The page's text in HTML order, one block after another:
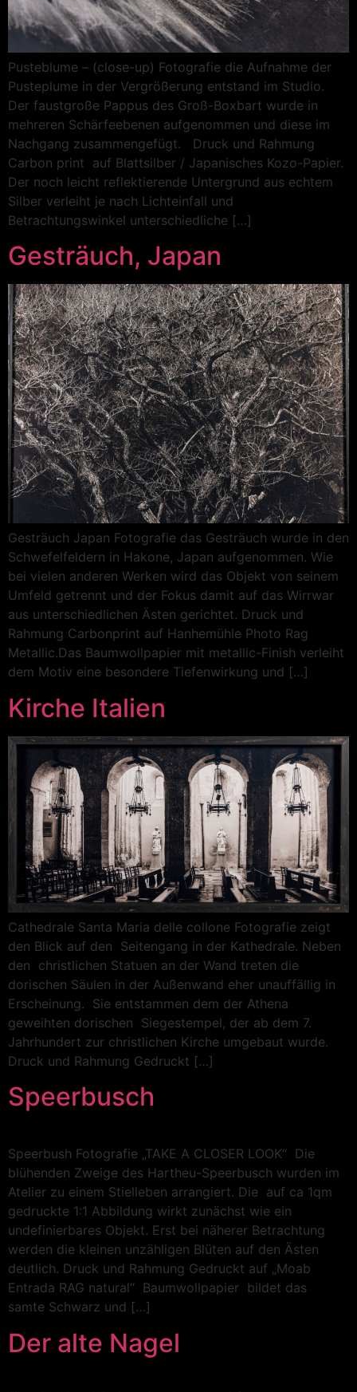
Pusteblume – (close-up) Fotografie die Aufnahme der
Pusteplume in der Vergrößerung entstand im Studio.
Der faustgroße Pappus des Groß-Boxbart wurde in
mehreren Schärfeebenen aufgenommen und diese im
Nachgang zusammengefügt. Druck und Rahmung
Carbon print auf Blattsilber / Japanisches Kozo-Papier.
Der noch leicht reflektierende Untergrund aus echtem
Silber verleiht je nach Lichteinfall und
Betrachtungswinkel unterschiedliche […]
Gesträuch, Japan
Gesträuch Japan Fotografie das Gesträuch wurde in den
Schwefelfeldern in Hakone, Japan aufgenommen. Wie
bei vielen anderen Werken wird das Objekt von seinem
Umfeld getrennt und der Fokus damit auf das Wirrwar
aus unterschiedlichen Ästen gerichtet. Druck und
Rahmung Carbonprint auf Hanhemühle Photo Rag
Metallic.Das Baumwollpapier mit metallic-Finish verleiht
dem Motiv eine besondere Tiefenwirkung und […]
Kirche Italien
Cathedrale Santa Maria delle collone Fotografie zeigt
den Blick auf den Seitengang in der Kathedrale. Neben
den christlichen Statuen an der Wand treten die
dorischen Säulen in der Außenwand eher unauffällig in
Erscheinung. Sie entstammen dem der Athena
geweihten dorischen Siegestempel, der ab dem 7.
Jahrhundert zur christlichen Kirche umgebaut wurde.
Druck und Rahmung Gedruckt […]
Speerbusch
Speerbush Fotografie „TAKE A CLOSER LOOK“ Die
blühenden Zweige des Hartheu-Speerbusch wurden im
Atelier zu einem Stielleben arrangiert. Die auf ca 1qm
gedruckte 1:1 Abbildung wirkt zunächst wie ein
undefinierbares Objekt. Erst bei näherer Betrachtung
werden die kleinen unzähligen Blüten auf den Ästen
deutlich. Druck und Rahmung Gedruckt auf „Moab
Entrada RAG natural“ Baumwollpapier bildet das
samte Schwarz und […]
Der alte Nagel